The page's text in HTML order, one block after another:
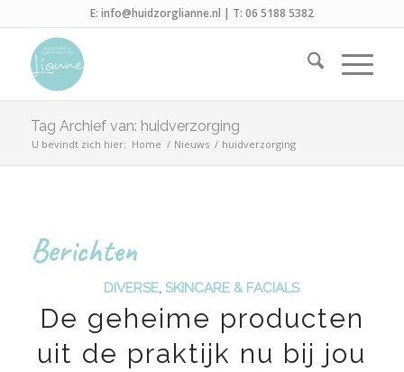
E: info@huidzorglianne.nl | T: 06 5188 5382
Tag Archief van: huidverzorging
U bevindt zich hier: Home / Nieuws / huidverzorging
Berichten
DIVERSE,SKINCARE & FACIALS
De geheime producten
uit de praktijk nu bij jou